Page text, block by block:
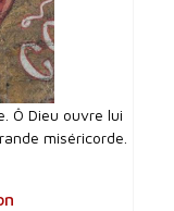
Ô Dieu ouvre lui
miséricorde.